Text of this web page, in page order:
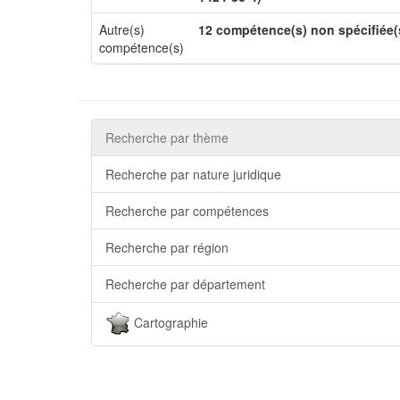
Autre(s)
compétence(s)
12 compétence(s) non
Recherche par thème
Recherche par nature juridique
Recherche par compétences
Recherche par région
Recherche par département
Cartographie